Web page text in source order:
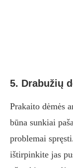
5. Drabužių
Prakaito dėmės
būna sunkiai
problemai
ištirpinkite jas